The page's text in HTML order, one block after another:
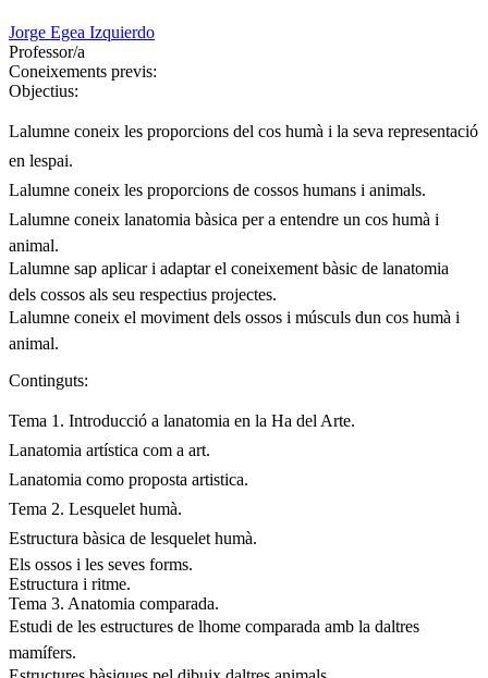
Jorge Egea Izquierdo
Professor/a
Coneixements previs:
Objectius:
Lalumne coneix les proporcions del cos humà i la seva representació
en lespai.
Lalumne coneix les proporcions de cossos humans i animals.
Lalumne coneix lanatomia bàsica per a entendre un cos humà i
animal.
Lalumne sap aplicar i adaptar el coneixement bàsic de lanatomia
dels cossos als seu respectius projectes.
Lalumne coneix el moviment dels ossos i músculs dun cos humà i
animal.
Continguts:
Tema 1. Introducció a lanatomia en la Ha del Arte.
Lanatomia artística com a art.
Lanatomia como proposta artistica.
Tema 2. Lesquelet humà.
Estructura bàsica de lesquelet humà.
Els ossos i les seves forms.
Estructura i ritme.
Tema 3. Anatomia comparada.
Estudi de les estructures de lhome comparada amb la daltres
mamífers.